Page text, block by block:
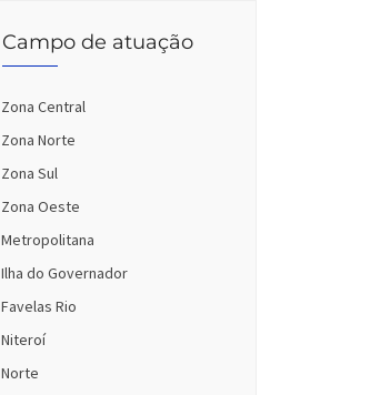
Campo de atuação
Zona Central
Zona Norte
Zona Sul
Zona Oeste
Metropolitana
Ilha do Governador
Favelas Rio
Niteroí
Norte